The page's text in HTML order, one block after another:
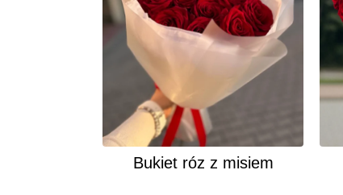
Bukiet róz z misiem